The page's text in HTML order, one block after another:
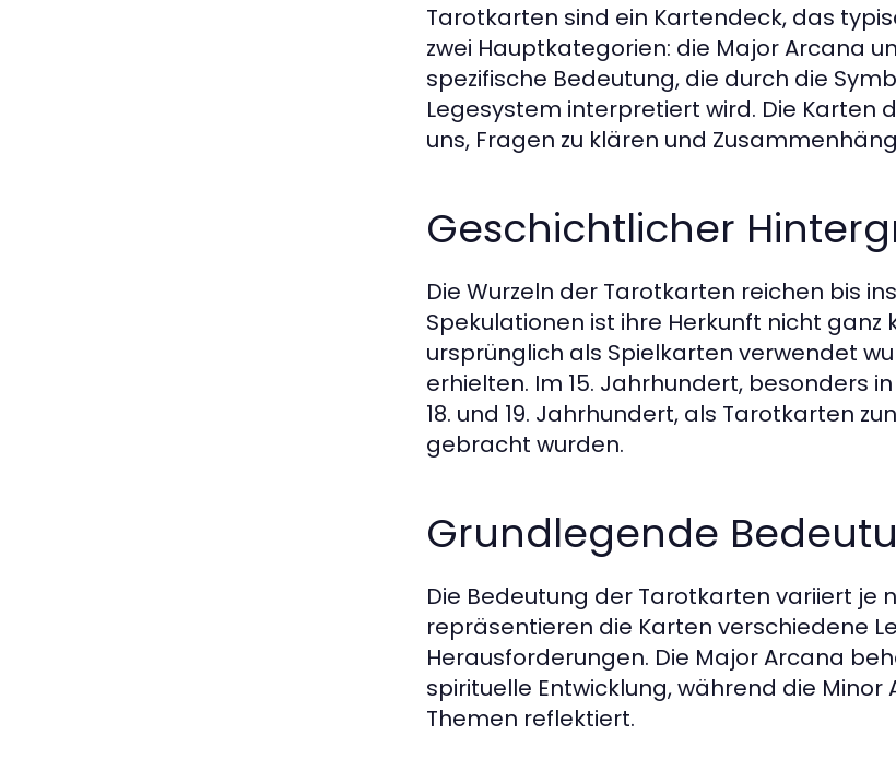
Tarotkarten sind ein Kartendeck, das
zwei Hauptkategorien: die Major Arcana
spezifische Bedeutung, die durch die
Legesystem interpretiert wird. Die Karten
uns, Fragen zu klären und
Geschichtlicher
Die Wurzeln der Tarotkarten reichen bis
Spekulationen ist ihre Herkunft nicht ganz
ursprünglich als Spielkarten verwendet
erhielten. Im 15. Jahrhundert, besonders
18. und 19. Jahrhundert, als Tarotkarten
gebracht wurden.
Grundlegende
Die Bedeutung der Tarotkarten variiert je
repräsentieren die Karten verschiedene
Herausforderungen. Die Major Arcana
spirituelle Entwicklung, während die
Themen reflektiert.